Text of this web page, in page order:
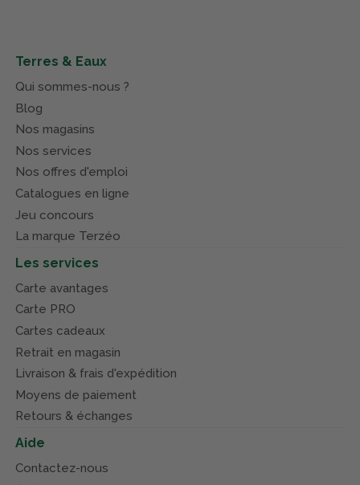
Terres & Eaux
Qui sommes-nous ?
Blog
Nos magasins
Nos services
Nos offres d'emploi
Catalogues en ligne
Jeu concours
La marque Terzéo
Les services
Carte avantages
Carte PRO
Cartes cadeaux
Retrait en magasin
Livraison & frais d'expédition
Moyens de paiement
Retours & échanges
Aide
Contactez-nous